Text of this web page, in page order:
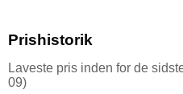
Prishistorik
Laveste pris inden for de
09)